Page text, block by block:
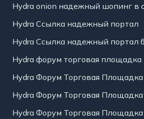
Hydra onion надежный шопинг в
Hydra Ссылка надежный портал
Hydra Ссылка надежный портал
Hydra форум торговая площадка
Hydra Форум Торговая
Hydra Форум Торговая
Hydra Форум Торговая